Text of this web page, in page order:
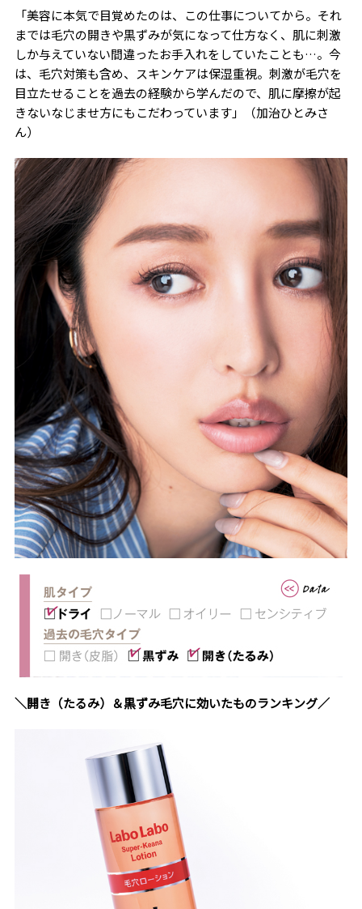
「美容に本気で目覚めたのは、この仕事についてから。それ
までは毛穴の開きや黒ずみが気になって仕方なく、肌に刺激
しか与えていない間違ったお手入れをしていたことも…。今
は、毛穴対策も含め、スキンケアは保湿重視。刺激が毛穴を
目立たせることを過去の経験から学んだので、肌に摩擦が起
きないなじませ方にもこだわっています」（加治ひとみさ
ん）
＼開き（たるみ）＆黒ずみ毛穴に効いたものランキング／